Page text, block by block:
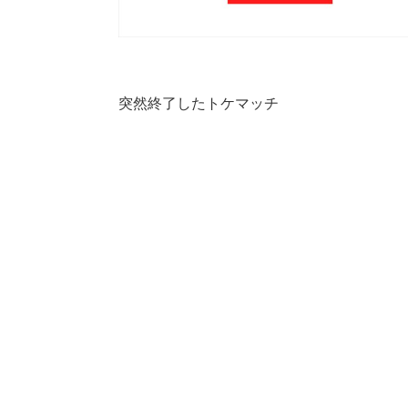
突然終了したトケマッチ